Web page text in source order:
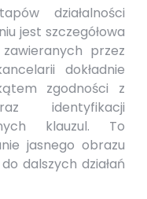
działalności
jest szczegółowa
przez
dokładnie
zgodności z
identyfikacji
klauzul. To
jasnego obrazu
dalszych działań